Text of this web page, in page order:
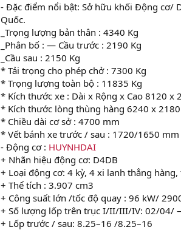
- Đặc điểm nổi bật: Sở hữu khối Động cơ/
Quốc.
_Trọng lượng bản thân : 4340 Kg
_Phân bố : — Cầu trước : 2190 Kg
_Cầu sau : 2150 Kg
* Tải trọng cho phép chở : 7300 Kg
* Trọng lượng toàn bộ : 11835 Kg
* Kích thước xe : Dài x Rộng x Cao 8120 x
* Kích thước lòng thùng hàng 6240 x
* Chiều dài cơ sở : 4700 mm
* Vết bánh xe trước / sau : 1720/1650 mm
- Động cơ : HUYNHDAI
+ Nhãn hiệu động cơ: D4DB
+ Loại động cơ: 4 kỳ, 4 xi lanh thẳng hàng,
+ Thể tích : 3.907 cm3
+ Công suất lớn /tốc độ quay : 96 kW/
+ Số lượng lốp trên trục I/II/III/IV: 02/
+ Lốp trước / sau: 8.25–16 /8.25–16